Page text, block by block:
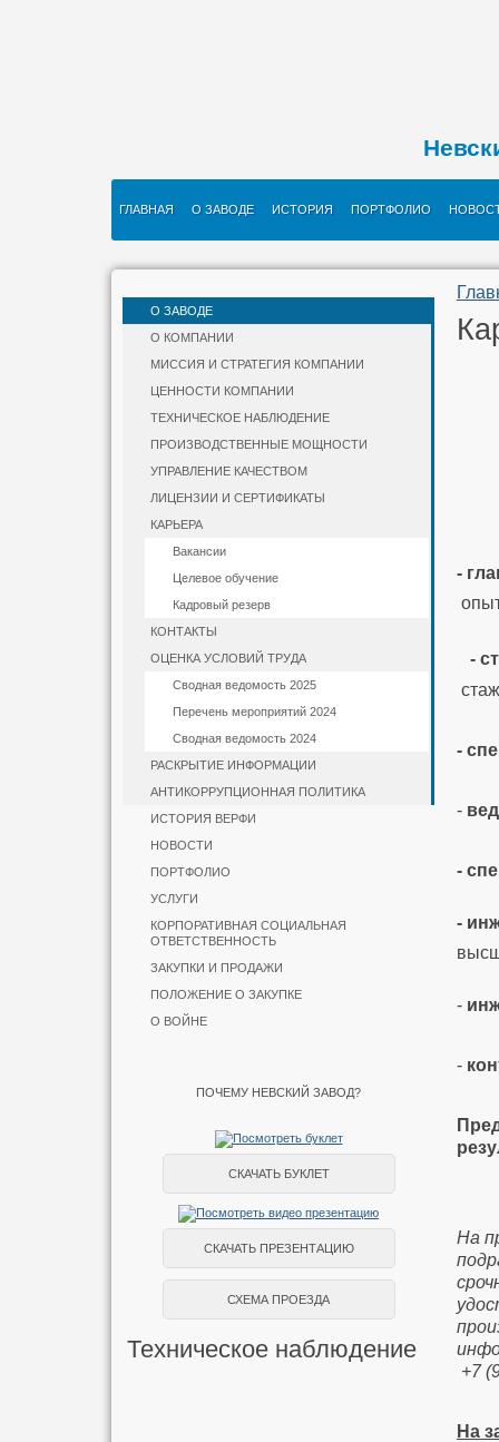
ГЛАВНАЯ О ЗАВОДЕ ИСТОРИЯ ПОРТФОЛИО
О ЗАВОДЕ
О КОМПАНИИ
МИССИЯ И СТРАТЕГИЯ КОМПАНИИ
ЦЕННОСТИ КОМПАНИИ
ТЕХНИЧЕСКОЕ НАБЛЮДЕНИЕ
ПРОИЗВОДСТВЕННЫЕ МОЩНОСТИ
УПРАВЛЕНИЕ КАЧЕСТВОМ
ЛИЦЕНЗИИ И СЕРТИФИКАТЫ
КАРЬЕРА
Вакансии
Целевое обучение
Кадровый резерв
КОНТАКТЫ
ОЦЕНКА УСЛОВИЙ ТРУДА
Сводная ведомость 2025
Перечень мероприятий 2024
Сводная ведомость 2024
РАСКРЫТИЕ ИНФОРМАЦИИ
АНТИКОРРУПЦИОННАЯ ПОЛИТИКА
ИСТОРИЯ ВЕРФИ
НОВОСТИ
ПОРТФОЛИО
УСЛУГИ
КОРПОРАТИВНАЯ СОЦИАЛЬНАЯ
ОТВЕТСТВЕННОСТЬ
ЗАКУПКИ И ПРОДАЖИ
ПОЛОЖЕНИЕ О ЗАКУПКЕ
О ВОЙНЕ
ПОЧЕМУ НЕВСКИЙ ЗАВОД?
СКАЧАТЬ БУКЛЕТ
СКАЧАТЬ ПРЕЗЕНТАЦИЮ
СХЕМА ПРОЕЗДА
Техническое наблюдение
-
-
-
-
-
-
-
-
На
+7
На